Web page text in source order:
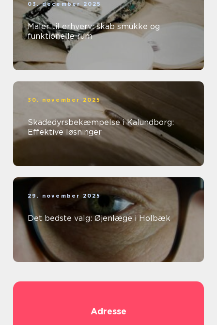
03. december 2025
Maler til erhverv: skab smukke og
funktionelle rum
30. november 2025
Skadedyrsbekæmpelse i Kalundborg:
Effektive løsninger
29. november 2025
Det bedste valg: Øjenlæge i Holbæk
Adresse